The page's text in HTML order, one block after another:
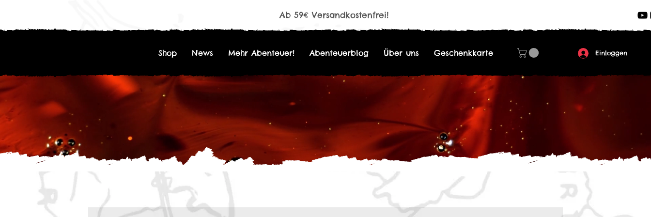
Ab 59€ Versandkostenfrei!
Shop News Mehr Abenteuer! Abenteuerblog Über uns Geschenkkarte Einloggen